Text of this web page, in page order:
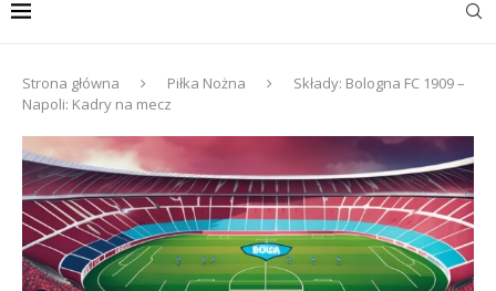
Strona główna Piłka Nożna
Składy: Bologna FC 1909 –
Napoli: Kadry na mecz